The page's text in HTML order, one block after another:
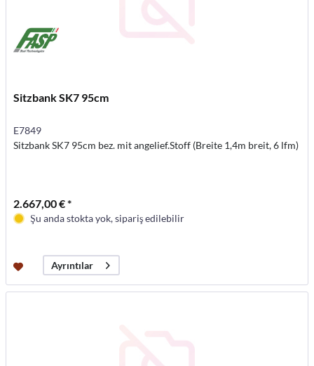
Sitzbank SK7 95cm
E7849
Sitzbank SK7 95cm bez. mit angelief.Stoff (Breite 1,4m breit, 6 lfm)
2.667,00 € *
Şu anda stokta yok, sipariş edilebilir
Ayrıntılar